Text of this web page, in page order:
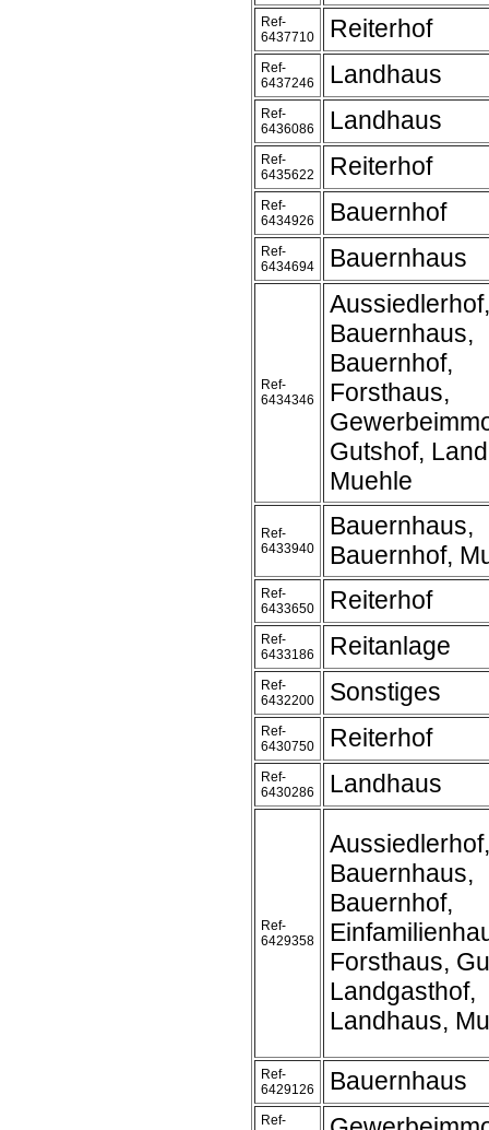
Ref-
6437710
Reiterhof
Ref-
6437246
Landhaus
Ref-
6436086
Landhaus
Ref-
6435622
Reiterhof
Ref-
6434926
Bauernhof
Ref-
6434694
Bauernhaus
Ref-
6434346
Aussiedlerhof,
Bauernhaus,
Bauernhof,
Forsthaus,
Gutshof,
Muehle
Ref-
6433940
Bauernhaus,
Bauernhof,
Ref-
6433650
Reiterhof
Ref-
6433186
Reitanlage
Ref-
6432200
Sonstiges
Ref-
6430750
Reiterhof
Ref-
6430286
Landhaus
Ref-
6429358
Aussiedlerhof,
Bauernhaus,
Bauernhof,
Forsthaus,
Landgasthof,
Landhaus,
Ref-
6429126
Bauernhaus
Ref-